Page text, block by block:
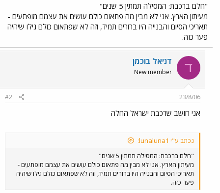
"חלם ברכבת: המסילה תמתין 5 שנים"
מעיתון הארץ. אני לא מבין מה פתאום כולם עושים את עצמם מופתעים -
תאריכי הסיום והבנייה היו ברורים תמיד, וזה לא שפתאום כולם גילו שיהיה
פער כזה.
ד דניאל בוכמן
New member
23/8/06
#2
אני חושב שרכבת ישראל החלה
נכתב ע"י lunaluna1:
"חלם ברכבת: המסילה תמתין 5 שנים"
מעיתון הארץ. אני לא מבין מה פתאום כולם עושים את עצמם מופתעים -
תאריכי הסיום והבנייה היו ברורים תמיד, וזה לא שפתאום כולם גילו שיהיה
פער כזה.